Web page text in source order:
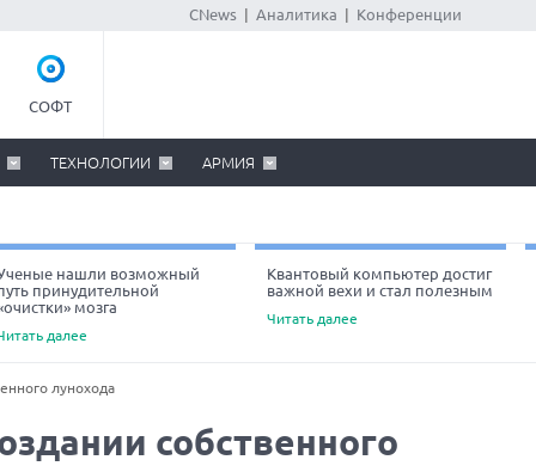
CNews Аналитика Конференции
СОФТ
ТЕХНОЛОГИИ АРМИЯ
нашли возможный
принудительной
мозга
далее
Квантовый компьютер достиг
важной вехи и стал полезным
Читать далее
лунохода
собственного